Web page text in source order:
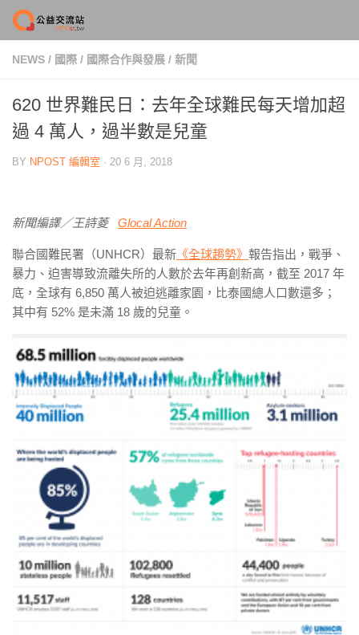
Skip to content
NEWS / 國際 / 國際合作與發展 / 新聞
620 世界難民日：去年全球難民每天增加超
過 4 萬人，過半數是兒童
BY NPOST 編輯室 · 20 6 月, 2018
新聞編譯／王詩菱 Glocal Action
聯合國難民署（UNHCR）最新 《全球趨勢》 報告指出，戰爭、
暴力、迫害導致流離失所的人數於去年再創新高，截至 2017 年
底，全球有 6,850 萬人被迫逃離家園，比泰國總人口數還多；
其中有 52% 是未滿 18 歲的兒童。